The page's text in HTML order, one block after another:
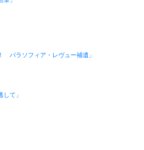
パラソフィア・レヴュー補遺」
て」